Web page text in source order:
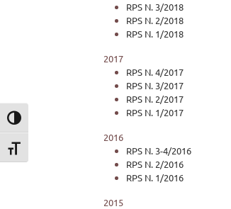
Attiva/disattiva alto contrasto
Attiva/disattiva dimensione testo
RPS N. 3/2018
RPS N. 2/2018
RPS N. 1/2018
2017
RPS N. 4/2017
RPS N. 3/2017
RPS N. 2/2017
RPS N. 1/2017
2016
RPS N. 3-4/2016
RPS N. 2/2016
RPS N. 1/2016
2015